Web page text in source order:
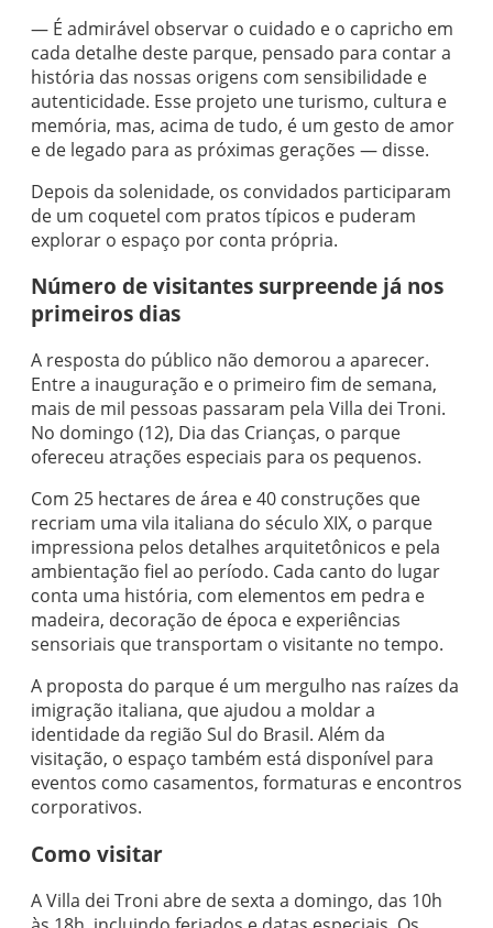
— É admirável observar o cuidado e o capricho em
cada detalhe deste parque, pensado para contar a
história das nossas origens com sensibilidade e
autenticidade. Esse projeto une turismo, cultura e
memória, mas, acima de tudo, é um gesto de amor
e de legado para as próximas gerações — disse.
Depois da solenidade, os convidados participaram
de um coquetel com pratos típicos e puderam
explorar o espaço por conta própria.
Número de visitantes surpreende já nos
primeiros dias
A resposta do público não demorou a aparecer.
Entre a inauguração e o primeiro fim de semana,
mais de mil pessoas passaram pela Villa dei Troni.
No domingo (12), Dia das Crianças, o parque
ofereceu atrações especiais para os pequenos.
Com 25 hectares de área e 40 construções que
recriam uma vila italiana do século XIX, o parque
impressiona pelos detalhes arquitetônicos e pela
ambientação fiel ao período. Cada canto do lugar
conta uma história, com elementos em pedra e
madeira, decoração de época e experiências
sensoriais que transportam o visitante no tempo.
A proposta do parque é um mergulho nas raízes da
imigração italiana, que ajudou a moldar a
identidade da região Sul do Brasil. Além da
visitação, o espaço também está disponível para
eventos como casamentos, formaturas e encontros
corporativos.
Como visitar
A Villa dei Troni abre de sexta a domingo, das 10h